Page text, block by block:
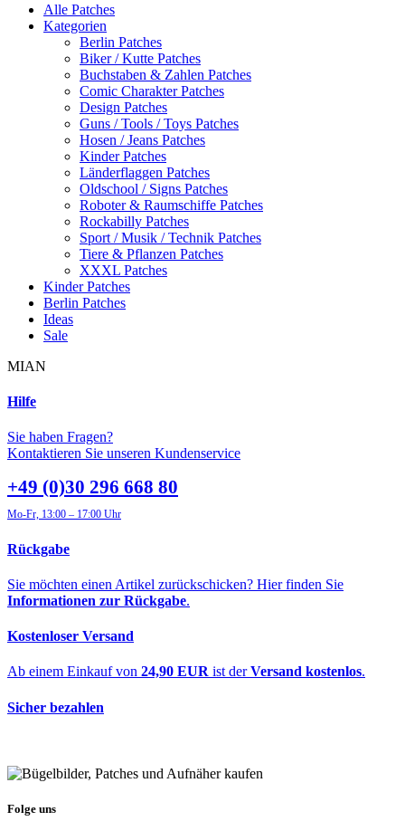
Alle Patches
Kategorien
Berlin Patches
Biker / Kutte Patches
Buchstaben & Zahlen Patches
Comic Charakter Patches
Design Patches
Guns / Tools / Toys Patches
Hosen / Jeans Patches
Kinder Patches
Länderflaggen Patches
Oldschool / Signs Patches
Roboter & Raumschiffe Patches
Rockabilly Patches
Sport / Musik / Technik Patches
Tiere & Pflanzen Patches
XXXL Patches
Kinder Patches
Berlin Patches
Ideas
Sale
MIAN
Hilfe
Sie haben Fragen?
Kontaktieren Sie unseren Kundenservice
+49 (0)30 296 668 80
Mo-Fr, 13:00 – 17:00 Uhr
Rückgabe
Sie möchten einen Artikel zurückschicken? Hier finden Sie
Informationen zur Rückgabe.
Kostenloser Versand
Ab einem Einkauf von 24,90 EUR ist derVersand kostenlos.
Sicher bezahlen
Folge uns